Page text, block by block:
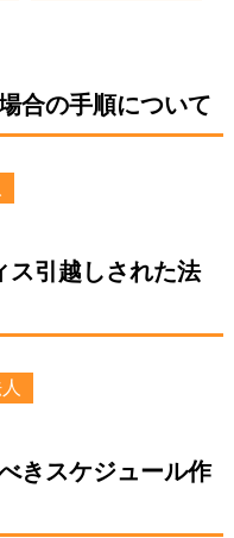
合の手順について
ス引越しされた法
きスケジュール作